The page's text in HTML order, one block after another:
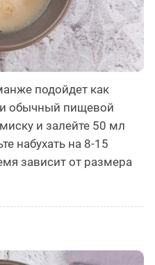
подойдет как
обычный пищевой
и залейте 50 мл
набухать на 8-15
зависит от размера